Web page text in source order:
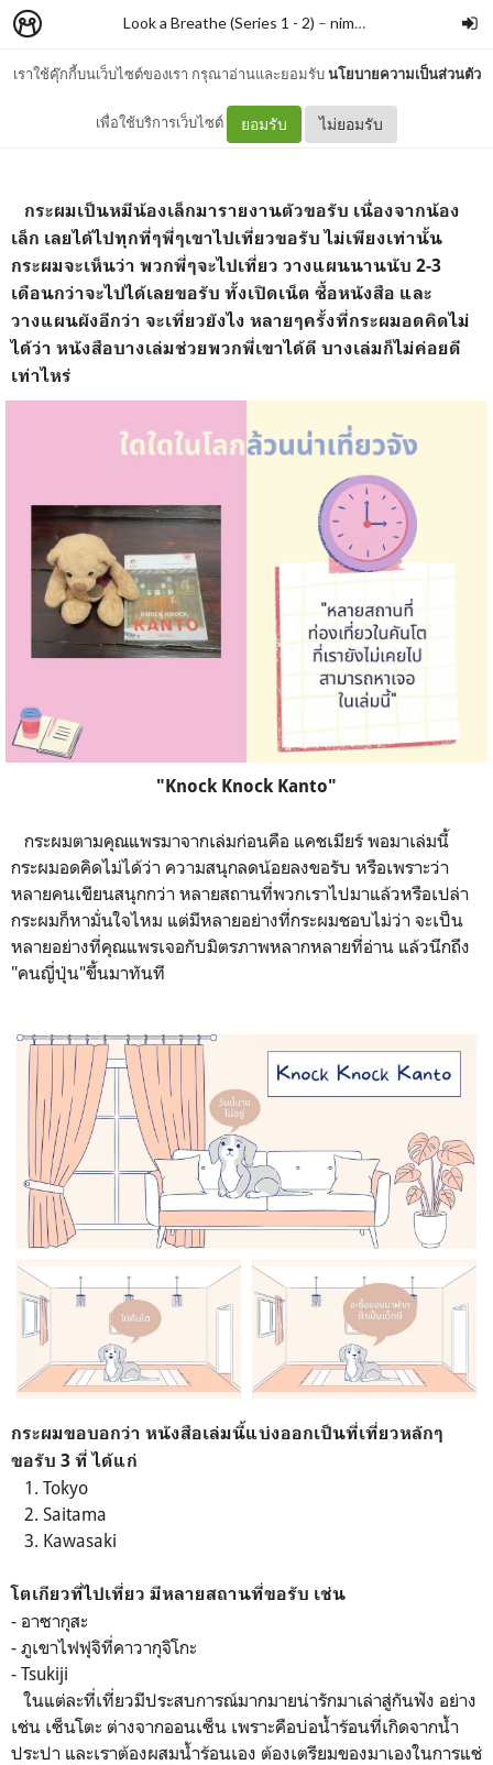
เราใช้คุ๊กกี้บนเว็บไซต์ของเรา กรุณาอ่านและยอมรับนโยบายความเป็นส่วนตัว
เพื่อใช้บริการเว็บไซต์ ยอมรับ ไม่ยอมรับ
Look a Breathe (Series 1 - 2) – nimon
KNOCK KNOCK KANTO
กระผมเป็นหมีน้องเล็กมารายงานตัวขอรับ เนื่องจากน้อง
เล็ก เลยได้ไปทุกที่ๆพี่ๆเขาไปเที่ยวขอรับ ไม่เพียงเท่านั้น
กระผมจะเห็นว่า พวกพี่ๆจะไปเที่ยว วางแผนนานนับ 2-3
เดือนกว่าจะไปได้เลยขอรับ ทั้งเปิดเน็ต ซื้อหนังสือ และ
วางแผนผังอีกว่า จะเที่ยวยังไง หลายๆครั้งที่กระผมอดคิดไม่
ได้ว่า หนังสือบางเล่มช่วยพวกพี่เขาได้ดี บางเล่มก็ไม่ค่อยดี
เท่าไหร่
"Knock Knock Kanto"
กระผมตามคุณแพรมาจากเล่มก่อนคือ แคชเมียร์ พอมาเล่มนี้
กระผมอดคิดไม่ได้ว่า ความสนุกลดน้อยลงขอรับ หรือเพราะว่า
หลายคนเขียนสนุกกว่า หลายสถานที่พวกเราไปมาแล้วหรือเปล่า
กระผมก็หามั่นใจไหม แต่มีหลายอย่างที่กระผมชอบไม่ว่า จะเป็น
หลายอย่างที่คุณแพรเจอกับมิตรภาพหลากหลายที่อ่าน แล้วนึกถึง
"คนญี่ปุ่น"ขึ้นมาทันที
กระผมขอบอกว่า หนังสือเล่มนี้แบ่งออกเป็นที่เที่ยวหลักๆ
ขอรับ 3 ที่ ได้แก่
1. Tokyo
2. Saitama
3. Kawasaki
โตเกียวที่ไปเที่ยว มีหลายสถานที่ขอรับ เช่น
- อาซากุสะ
- ภูเขาไฟฟุจิที่คาวากุจิโกะ
- Tsukiji
ในแต่ละที่เที่ยวมีประสบการณ์มากมายน่ารักมาเล่าสู่กันฟัง อย่าง
เช่น เซ็นโตะ ต่างจากออนเซ็น เพราะคือบ่อน้ำร้อนที่เกิดจากน้ำ
ประปา และเราต้องผสมน้ำร้อนเอง ต้องเตรียมของมาเองในการแช่